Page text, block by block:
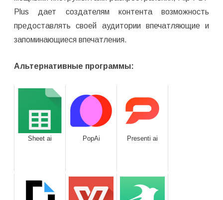
Plus дает создателям контента возможность
предоставлять своей аудитории впечатляющие и
запоминающиеся впечатления.
Альтернативные программы:
Sheet ai PopAi Presenti ai